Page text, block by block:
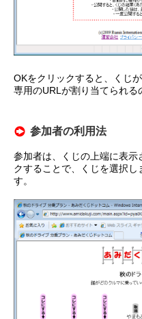
OKをクリックすると、くじ
専用のURLが割り当てられる
参加者の利用法
参加者は、くじの上端に表示
クすることで、くじを選択し
す。